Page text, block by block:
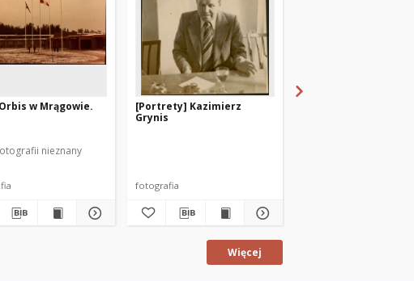
w Mrągowie.
nieznany
[Portrety] Kazimierz
Grynis
fotografia
Więcej